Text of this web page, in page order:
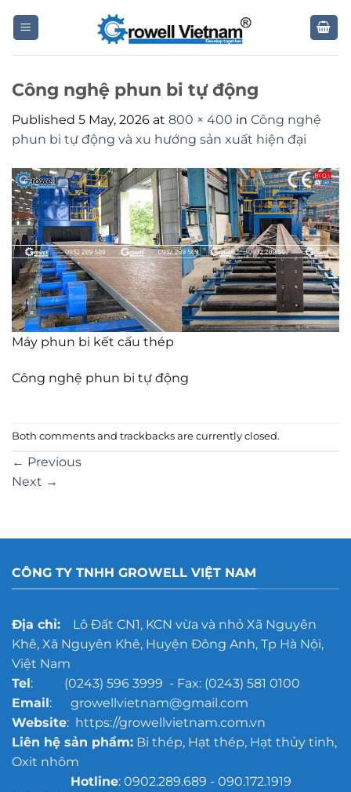
Công nghệ phun bi tự động
Published 5 May, 2026 at 800 × 400 in Công nghệ
phun bi tự động và xu hướng sản xuất hiện đại
Máy phun bi kết cấu thép
Công nghệ phun bi tự động
Both comments and trackbacks are currently closed.
← Previous
Next →
CÔNG TY TNHH GROWELL VIỆT NAM
Địa chỉ:Lô Đất CN1, KCN vừa và nhỏ Xã Nguyên
Khê, Xã Nguyên Khê, Huyện Đông Anh, Tp Hà Nội,
Việt Nam
Tel: (0243) 596 3999 - Fax: (0243) 581 0100
Email: growellvietnam@gmail.com
Website: https://growellvietnam.com.vn
Liên hệ sản phẩm:Bi thép, Hạt thép, Hạt thủy tinh,
Oxit nhôm
Hotline: 0902.289.689 - 090.172.1919